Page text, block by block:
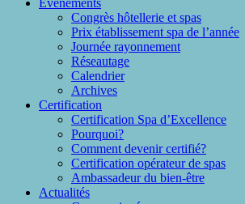
Événements
Congrès hôtellerie et spas
Prix établissement spa de l’année
Journée rayonnement
Réseautage
Calendrier
Archives
Certification
Certification Spa d’Excellence
Pourquoi?
Comment devenir certifié?
Certification opérateur de spas
Ambassadeur du bien-être
Actualités